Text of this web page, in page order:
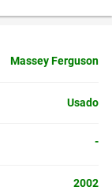
Massey Ferguson
Usado
-
2002